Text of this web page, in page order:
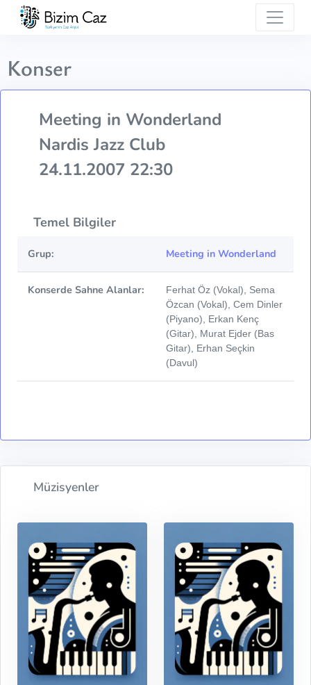
Konser
Meeting in Wonderland
Nardis Jazz Club
24.11.2007 22:30
Temel Bilgiler
Grup: Meeting in Wonderland
Konserde Sahne Alanlar:
Ferhat Öz (Vokal), Sema
Özcan (Vokal), Cem Dinler
(Piyano), Erkan Kenç
(Gitar), Murat Ejder (Bas
Gitar), Erhan Seçkin
(Davul)
Müzisyenler